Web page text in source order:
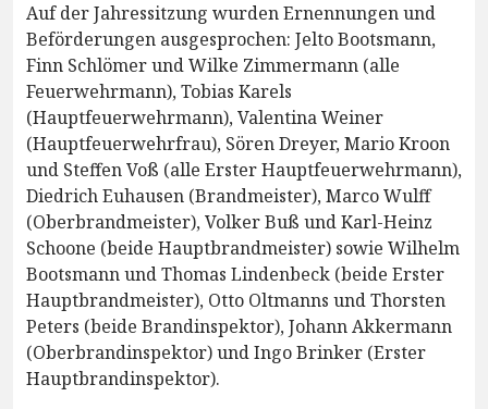
Auf der Jahressitzung wurden Ernennungen und
Beförderungen ausgesprochen: Jelto Bootsmann,
Finn Schlömer und Wilke Zimmermann (alle
Feuerwehrmann), Tobias Karels
(Hauptfeuerwehrmann), Valentina Weiner
(Hauptfeuerwehrfrau), Sören Dreyer, Mario Kroon
und Steffen Voß (alle Erster Hauptfeuerwehrmann),
Diedrich Euhausen (Brandmeister), Marco Wulff
(Oberbrandmeister), Volker Buß und Karl-Heinz
Schoone (beide Hauptbrandmeister) sowie Wilhelm
Bootsmann und Thomas Lindenbeck (beide Erster
Hauptbrandmeister), Otto Oltmanns und Thorsten
Peters (beide Brandinspektor), Johann Akkermann
(Oberbrandinspektor) und Ingo Brinker (Erster
Hauptbrandinspektor).